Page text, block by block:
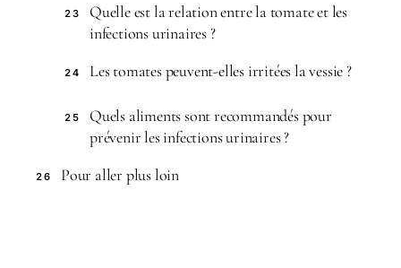
23
Quelle est la relation entre la tomate et les
infections urinaires ?
24 Les tomates peuvent-elles irritées la vessie ?
25
Quels aliments sont recommandés pour
prévenir les infections urinaires ?
26 Pour aller plus loin